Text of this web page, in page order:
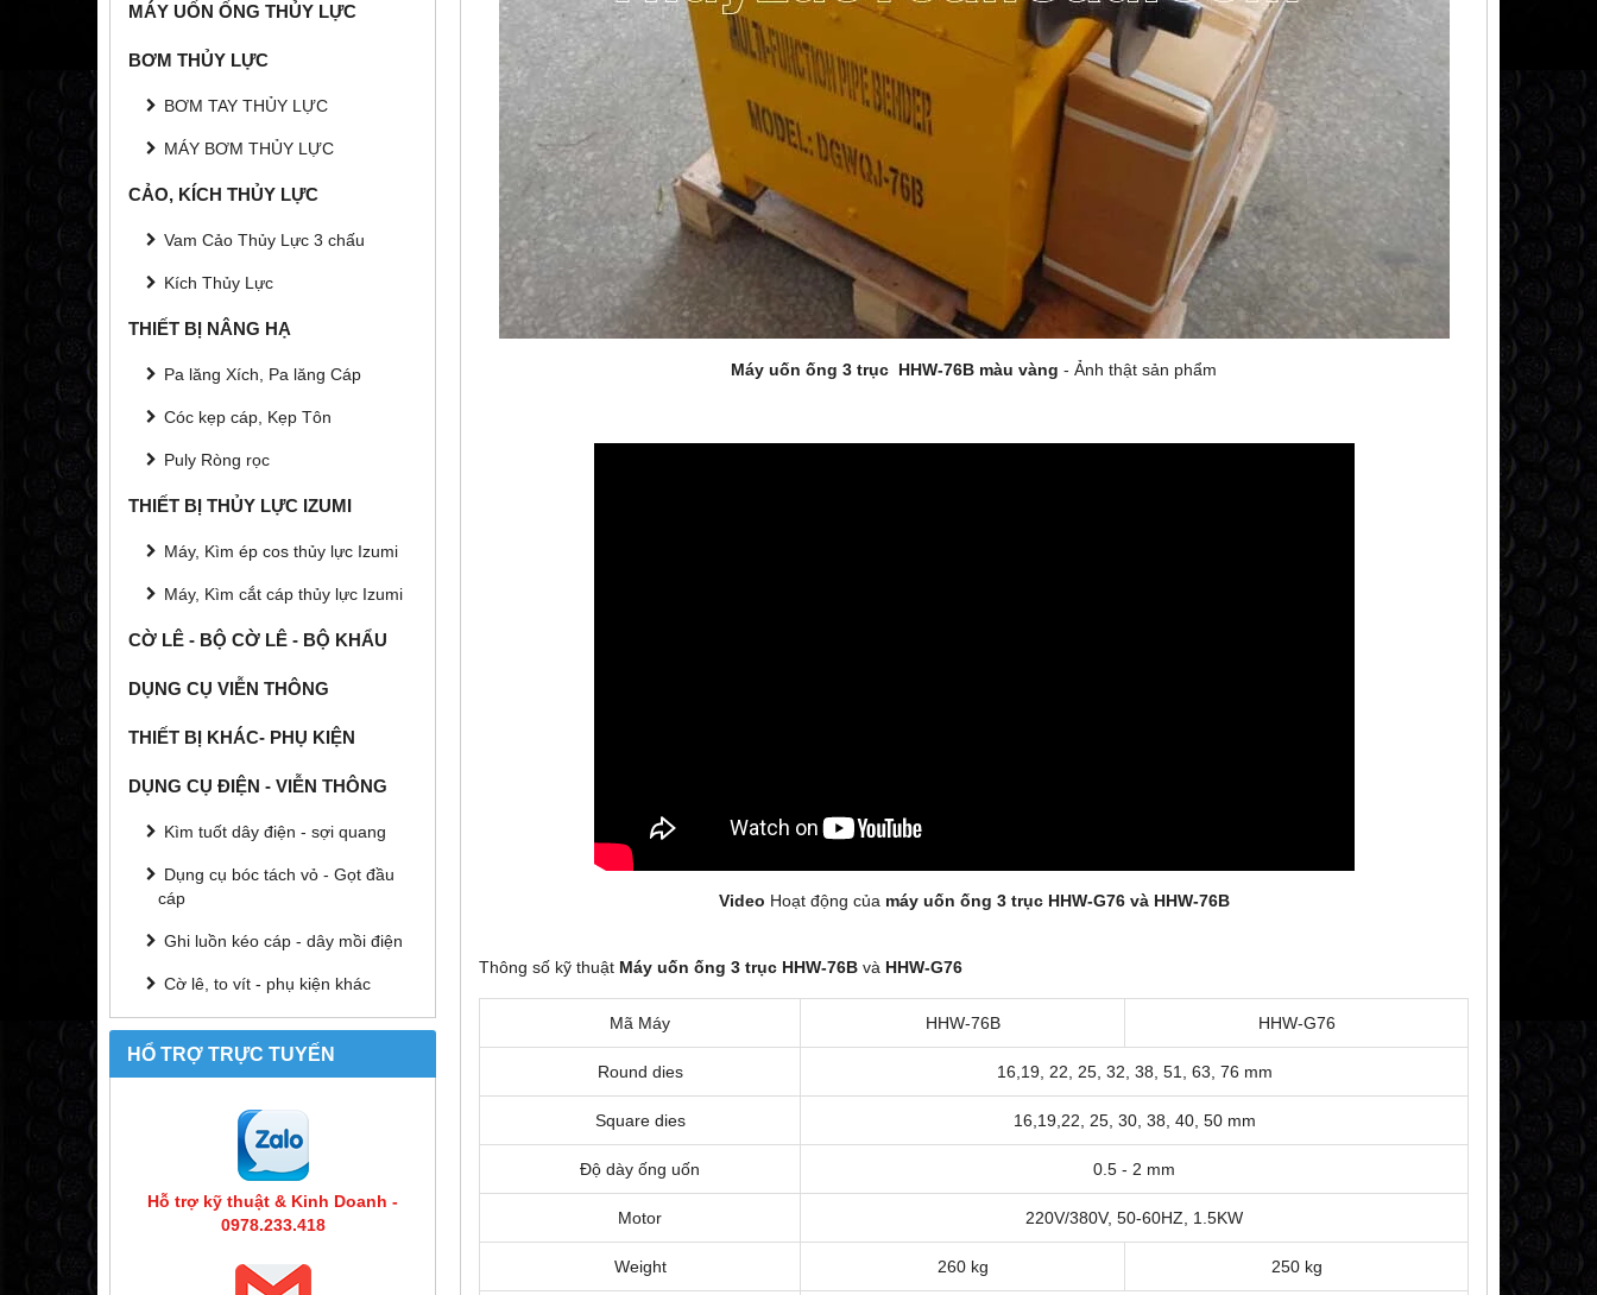
MÁY UỐN ỐNG THỦY LỰC
BƠM THỦY LỰC
BƠM TAY THỦY LỰC
MÁY BƠM THỦY LỰC
CẢO, KÍCH THỦY LỰC
Vam Cảo Thủy Lực 3 chấu
Kích Thủy Lực
THIẾT BỊ NÂNG HẠ
Pa lăng Xích, Pa lăng Cáp
Cóc kẹp cáp, Kẹp Tôn
Puly Ròng rọc
THIẾT BỊ THỦY LỰC IZUMI
Máy, Kìm ép cos thủy lực Izumi
Máy, Kìm cắt cáp thủy lực Izumi
CỜ LÊ - BỘ CỜ LÊ - BỘ KHẨU
DỤNG CỤ VIỄN THÔNG
THIẾT BỊ KHÁC- PHỤ KIỆN
DỤNG CỤ ĐIỆN - VIỄN THÔNG
Kìm tuốt dây điện - sợi quang
Dụng cụ bóc tách vỏ - Gọt đầu
cáp
Ghi luồn kéo cáp - dây mồi điện
Cờ lê, to vít - phụ kiện khác
HỔ TRỢ TRỰC TUYẾN
Hỗ trợ kỹ thuật & Kinh Doanh -
0978.233.418
Máy uốn ống 3 trục HHW-76B màu vàng - Ảnh thật sản phẩm
Video Hoạt động của máy uốn ống 3 trục HHW-G76 và HHW-76B
Thông số kỹ thuật Máy uốn ống 3 trục HHW-76B và HHW-G76
Mã Máy HHW-76B HHW-G76
Round dies 16,19, 22, 25, 32, 38, 51, 63, 76 mm
Square dies 16,19,22, 25, 30, 38, 40, 50 mm
Độ dày ống uốn 0.5 - 2 mm
Motor 220V/380V, 50-60HZ, 1.5KW
Weight 260 kg 250 kg